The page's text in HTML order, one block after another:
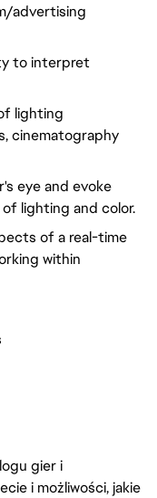
advertising
to interpret
lighting
cinematography
eye and evoke
lighting and color.
of a real-time
within
gier i
i możliwości, jakie